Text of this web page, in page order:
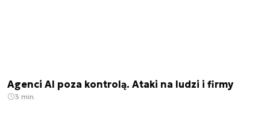
Agenci AI poza kontrolą. Ataki na ludzi i firmy
3 min.